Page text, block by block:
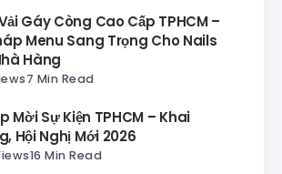
Gáy Còng Cao Cấp TPHCM –
Menu Sang Trọng Cho Nails
Hàng
7 Min Read
Mời Sự Kiện TPHCM – Khai
Hội Nghị Mới 2026
16 Min Read